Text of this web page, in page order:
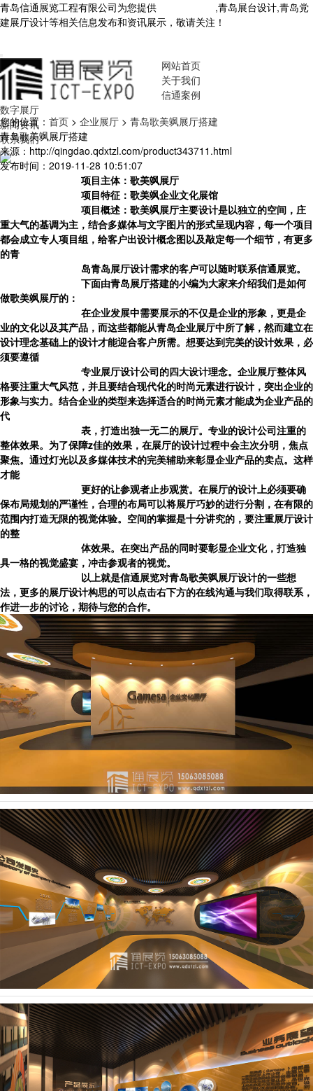
青岛信通展览工程有限公司为您提供
,青岛展台设计,青岛党
建展厅设计等相关信息发布和资讯展示，敬请关注！
网站首页
关于我们
信通案例
数字展厅
新闻资讯
联系我们
您的位置： 首页 > 企业展厅 > 青岛歌美飒展厅搭建
青岛歌美飒展厅搭建
来源：http://qingdao.qdxtzl.com/product343711.html
发布时间：2019-11-28 10:51:07
项目主体：歌美飒展厅
项目特征：歌美飒企业文化展馆
项目概述：歌美飒展厅主要设计是以独立的空间，庄
重大气的基调为主，结合多媒体与文字图片的形式呈现内容，每一个项目
都会成立专人项目组，给客户出设计概念图以及敲定每一个细节，有更多
的青
岛青岛展厅设计需求的客户可以随时联系信通展览。
下面由青岛展厅搭建的小编为大家来介绍我们是如何
做歌美飒展厅的：
在企业发展中需要展示的不仅是企业的形象，更是企
业的文化以及其产品，而这些都能从青岛企业展厅中所了解，然而建立在
设计理念基础上的设计才能迎合客户所需。想要达到完美的设计效果，必
须要遵循
专业展厅设计公司的四大设计理念。企业展厅整体风
格要注重大气风范，并且要结合现代化的时尚元素进行设计，突出企业的
形象与实力。结合企业的类型来选择适合的时尚元素才能成为企业产品的
代
表，打造出独一无二的展厅。专业的设计公司注重的
整体效果。为了保障z佳的效果，在展厅的设计过程中会主次分明，焦点
聚焦。通过灯光以及多媒体技术的完美辅助来彰显企业产品的卖点。这样
才能
更好的让参观者止步观赏。在展厅的设计上必须要确
保布局规划的严谨性，合理的布局可以将展厅巧妙的进行分割，在有限的
范围内打造无限的视觉体验。空间的掌握是十分讲究的，要注重展厅设计
的整
体效果。在突出产品的同时要彰显企业文化，打造独
具一格的视觉盛宴，冲击参观者的视觉。
以上就是信通展览对青岛歌美飒展厅设计的一些想
法，更多的展厅设计构思的可以点击右下方的在线沟通与我们取得联系，
作进一步的讨论，期待与您的合作。